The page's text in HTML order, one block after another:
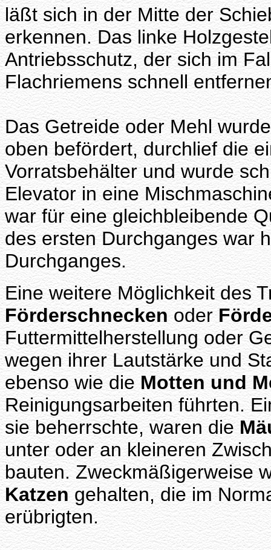
läßt sich in der Mitte der
erkennen. Das linke
Antriebsschutz, der sich im
Flachriemens schnell
Das Getreide oder Mehl
oben befördert, durchlief die
Vorratsbehälter und wurde
Elevator in eine
war für eine gleichbleibende
des ersten Durchganges war
Durchganges.
Eine weitere Möglichkeit des
Förderschneckenoder
Futtermittelherstellung oder
wegen ihrer Lautstärke und
ebenso wie die Motten und
Reinigungsarbeiten führten.
sie beherrschte, waren die
unter oder an kleineren
bauten. Zweckmäßigerweise
Katzengehalten, die im
erübrigten.